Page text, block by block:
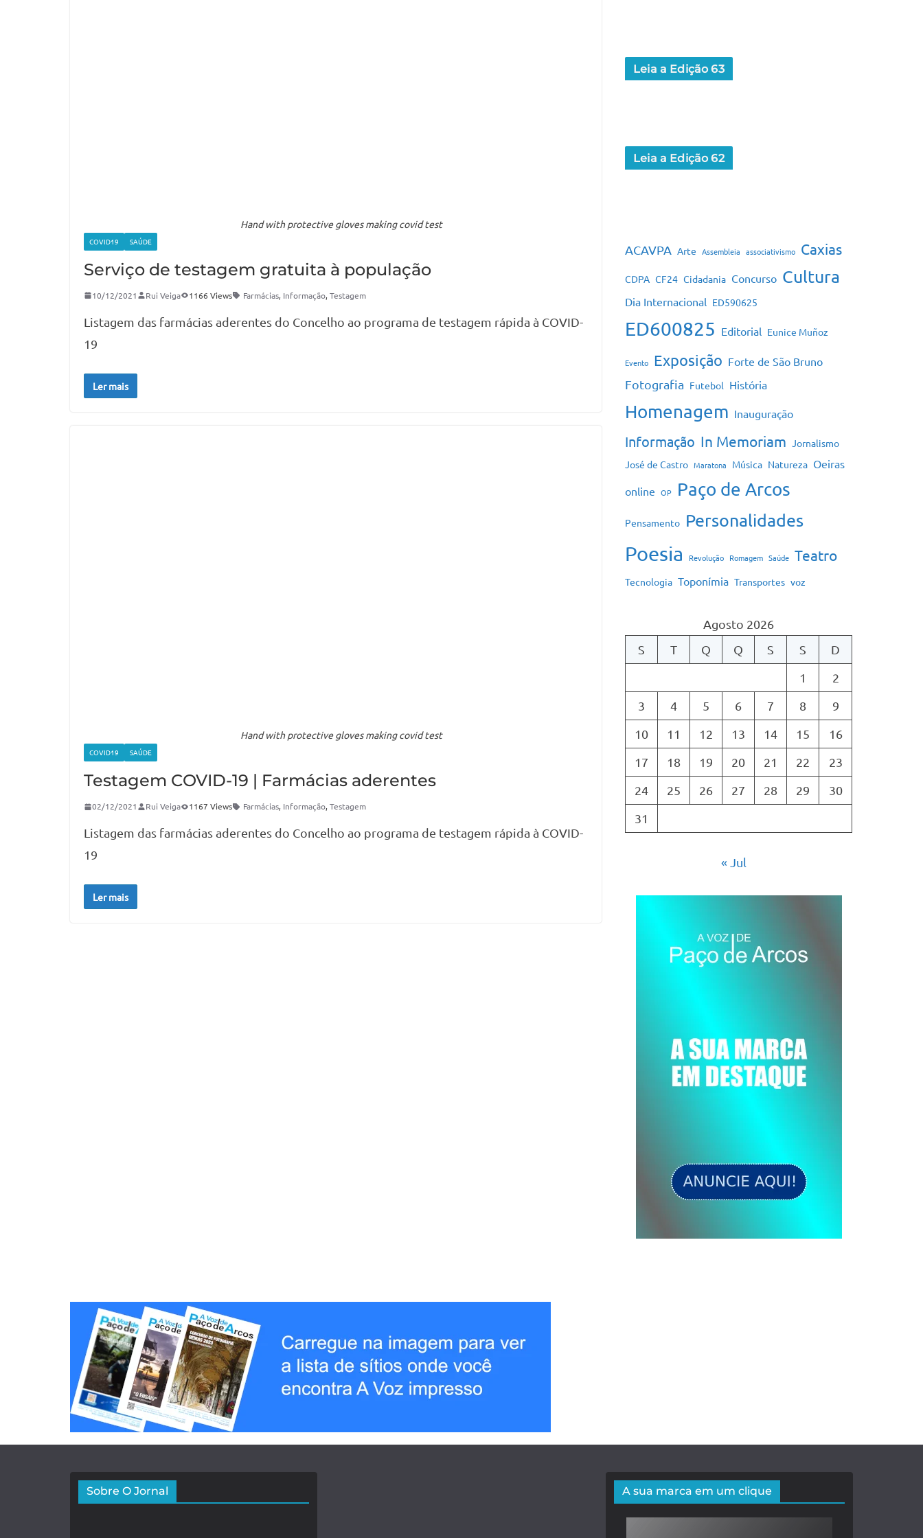
Hand with protective gloves making covid test
COVID19 SAÚDE
Serviço de testagem gratuita à população
10/12/2021 Rui Veiga 1166 Views Farmácias, Informação, Testagem
Listagem das farmácias aderentes do Concelho ao programa de testagem rápida à COVID-
19
Ler mais
Hand with protective gloves making covid test
COVID19 SAÚDE
Testagem COVID-19 | Farmácias aderentes
02/12/2021 Rui Veiga 1167 Views Farmácias, Informação, Testagem
Listagem das farmácias aderentes do Concelho ao programa de testagem rápida à COVID-
19
Ler mais
Leia a Edição 63
Leia a Edição 62
ACAVPA Arte Assembleia associativismo Caxias
CDPA CF24 Cidadania Concurso Cultura
Dia Internacional ED590625
ED600825 Editorial Eunice Muñoz
Evento Exposição Forte de São Bruno
Fotografia Futebol História
Homenagem Inauguração
Informação In Memoriam
Jornalismo
José de Castro Maratona Música Natureza Oeiras
online OP Paço de Arcos
Pensamento Personalidades
Poesia Revolução Romagem Saúde Teatro
Tecnologia Toponímia Transportes voz
Agosto 2026
S
T Q Q S S
D
1
2
3
4 5 6 7 8
9
10
11 12 13 14 15
16
17
18 19 20 21 22
23
24
25 26 27 28 29
30
31
« Jul
Sobre O Jornal A sua marca em um clique